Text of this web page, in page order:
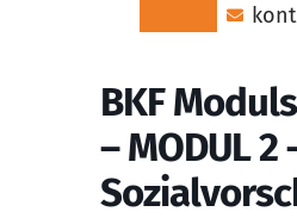
BKF
– MODUL 2